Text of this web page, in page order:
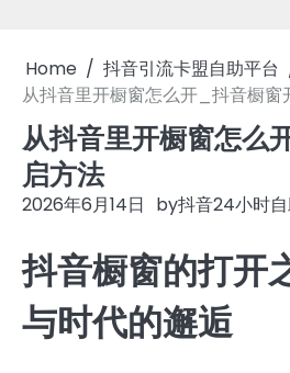
Home
抖音引流卡盟自助平台
从抖音里开橱窗怎么开_抖音橱窗
从抖音里开橱窗怎么
启方法
2026年6月14日 by抖音24小时
抖音橱窗的打开
与时代的邂逅